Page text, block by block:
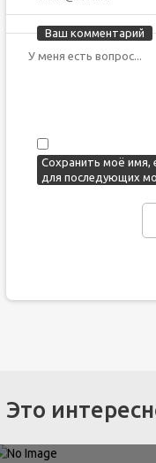
Ваш комментарий
Сохранить моё имя,
для последующих
Это